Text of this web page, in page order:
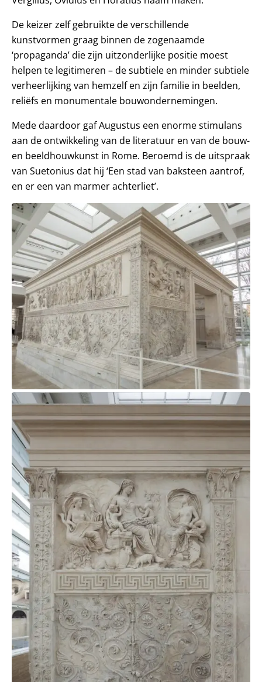
De keizer zelf gebruikte de verschillende
kunstvormen graag binnen de zogenaamde
‘propaganda’ die zijn uitzonderlijke positie moest
helpen te legitimeren – de subtiele en minder subtiele
verheerlijking van hemzelf en zijn familie in beelden,
reliëfs en monumentale bouwondernemingen.
Mede daardoor gaf Augustus een enorme stimulans
aan de ontwikkeling van de literatuur en van de bouw-
en beeldhouwkunst in Rome. Beroemd is de uitspraak
van Suetonius dat hij ‘Een stad van baksteen aantrof,
en er een van marmer achterliet’.